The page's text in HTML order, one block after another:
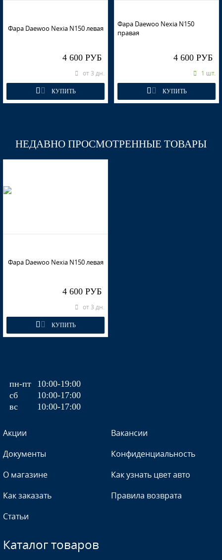
GMJ, 74U - SPINEL RED
GMJ, 74U - SPINEL RED
G6J,12U - SMOKE BEIGE (СОЛИД)
G6J,12U - SMOKE BEIGE (СОЛИД)
G6J,12U - SMOKE BEIGE (СОЛИД)
QUICKSILVER, SILVER ICE, BLADE SILVER
GAN, 636R, 17 - SWITCHBLADE SILVER, RADIANT SILVER,
GAN, 636R, 17 - SWITCHBLADE SILVER, RADIANT SILVER,
Фара Daewoo Nexia N150 левая
4 600 РУБ
от 3 дн.
КУПИТЬ
Фара Daewoo Nexia N150
правая
4 600 РУБ
1 шт.
КУПИТЬ
НЕДАВНО ПРОСМОТРЕННЫЕ ТОВАРЫ
Фара Daewoo Nexia N150 левая
4 600 РУБ
от 3 дн.
КУПИТЬ
пн-пт 10:00-19:00
сб
10:00-17:00
вс
10:00-17:00
Акции
Вакансии
Документы
Конфиденциальность
О магазине
Как узнать цвет авто
Как заказать
Правила возврата
Статьи
Каталог товаров